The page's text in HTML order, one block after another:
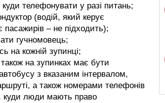
телефонувати у разі питань;
(водій, який керує
пасажирів – не підходить);
гучномовець;
на кожній зупинці;
на зупинках має бути
з вказаним інтервалом,
а також номерами телефонів
куди люди мають право